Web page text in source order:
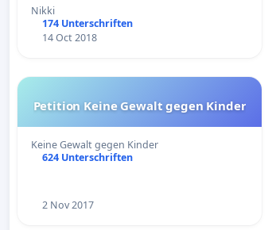
Nikki
174 Unterschriften
14 Oct 2018
Petition Keine Gewalt gegen Kinder
Keine Gewalt gegen Kinder
624 Unterschriften
2 Nov 2017